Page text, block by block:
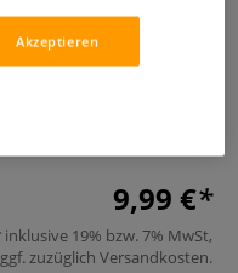
auch in Deutschland
Freuen, Behalten und
Materialien und
9,99 €
inklusive 19% bzw. 7% MwSt,
ggf. zuzüglich Versandkosten.
Akzeptieren